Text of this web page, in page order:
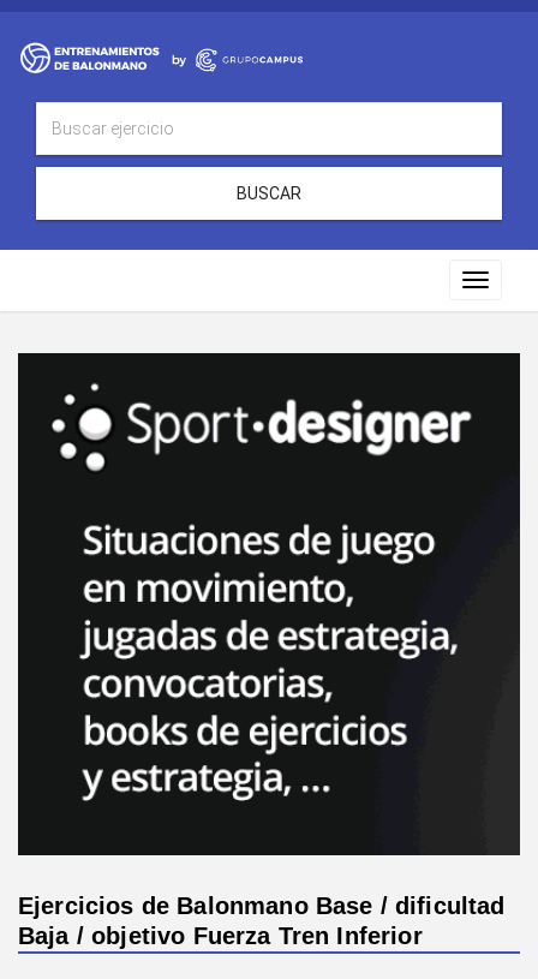
BUSCAR
Toggle
Ejercicios de Balonmano Base / dificultad
Baja / objetivo Fuerza Tren Inferior